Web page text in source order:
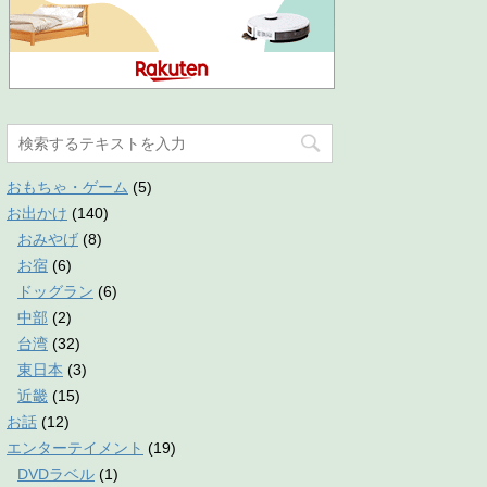
おもちゃ・ゲーム (5)
お出かけ (140)
おみやげ (8)
お宿 (6)
ドッグラン (6)
中部 (2)
台湾 (32)
東日本 (3)
近畿 (15)
お話 (12)
エンターテイメント (19)
DVDラベル (1)